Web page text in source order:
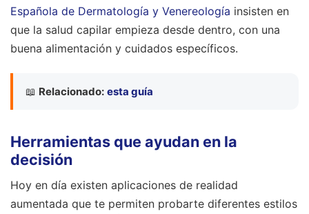
Española de Dermatología y Venereología insisten en
que la salud capilar empieza desde dentro, con una
buena alimentación y cuidados específicos.
📖 Relacionado: esta guía
Herramientas que ayudan en la
decisión
Hoy en día existen aplicaciones de realidad
aumentada que te permiten probarte diferentes estilos